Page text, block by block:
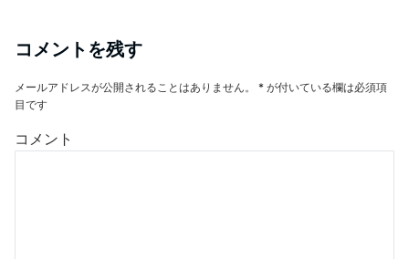
コメントを残す
メールアドレスが公開されることはありません。 * が付いている欄は必須項
目です
コメント